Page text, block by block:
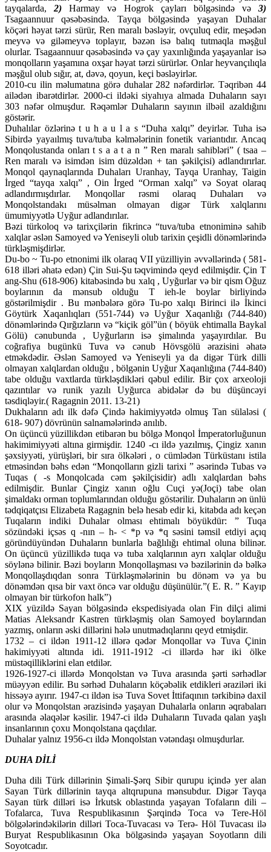
tayqalarda,2) Harmay və Hogrok çayları bölgəsində və 3)
Tsagaannuur qəsəbəsində. Tayqa bölgəsində yaşayan Duhalar
köçəri həyat tərzi sürür, Ren maralı bəsləyir, ovçuluq edir, meşədən
meyvə və giləmeyvə toplayır, bəzən isə balıq tutmaqla məşğul
olurlar. Tsagaannuur qəsəbəsində və çay yaxınlığında yaşayanlar isə
monqolların yaşamına oxşar həyat tərzi sürürlər. Onlar heyvançılıqla
məşğul olub sığır, at, dəvə, qoyun, keçi bəsləyirlər.
2010-cu ilin məlumatına görə duhalar 282 nəfərdirlər. Təqribən 44
ailədən ibarətdirlər. 2000-ci ildəki siyahıya almada Duhaların sayı
303 nəfər olmuşdur. Rəqəmlər Duhaların sayının ilbəil azaldığını
göstərir.
Duhalılar özlərinə t u h a u l a s “Duha xalqı” deyirlər. Tuha isə
Sibirdə yayaılmış tuva/tuba kəlmələrinin fonetik variantıdır. Ancaq
Monqolustanda onları t s a a t a n ” Ren maralı sahibləri” ( tsaa –
Ren maralı və isimdən isim düzəldən + tan şəkilçisi) adlandırırlar.
Monqol qaynaqlarında Duhaları Uranhay, Tayqa Uranhay, Taigin
İrged “tayqa xalqı” , Oin İrged “Orman xalqı” və Soyat olaraq
adlandırmışdırlar. Monqollar rəsmi olaraq Duhaları və
Monqolstandakı müsəlman olmayan digər Türk xalqlarını
ümumiyyətlə Uyğur adlandırılar.
Bəzi türkoloq və tarixçilərin fikrincə “tuva/tuba etnoniminə sahib
xalqlar əslən Samoyed və Yeniseyli olub tarixin çeşidli dönəmlərində
türkləşmişdirlər.
Du-bo ~ Tu-po etnonimi ilk olaraq VII yüzilliyin əvvəllərində ( 581-
618 illəri əhatə edən) Çin Sui-Şu təqvimində qeyd edilmişdir. Çin T
ang-Shu (618-906) kitabəsində bu xalq , Uyğurlar və bir qism Oğuz
boylarının da mənsub olduğu T ieh-le boylar birliyində
göstərilmişdir . Bu mənbələrə görə Tu-po xalqı Birinci ilə İkinci
Göytürk Xaqanlıqları (551-744) və Uyğur Xaqanlığı (744-840)
dönəmlərində Qırğızların və “kiçik göl”ün ( böyük ehtimalla Baykal
Gölü) cənubunda , Uyğurların isə şimalında yaşayırdılar. Bu
coğrafiya bugünkü Tuva və cənub Hövsgölü ərazisini əhatə
etməkdədir. Əslən Samoyed və Yeniseyli ya da digər Türk dilli
olmayan xalqlardan olduğu , bölgənin Uyğur Xaqanlığına (744-840)
tabe olduğu vaxtlarda türkləşdikləri qəbul edilir. Bir çox arxeoloji
qazıntılar və runik yazılı Uyğurca abidələr də bu düşüncəyi
təsdiqləyir.( Ragagnin 2011. 13-21)
Dukhaların adı ilk dəfə Çində hakimiyyətdə olmuş Tan sülaləsi (
618- 907) dövrünün salnamələrində anılıb.
On üçüncü yüzillikdən etibarən bu bölgə Monqol İmperatorluğunun
hakimimiyyəti altına girmişdir. 1240 -cı ildə yazılmış, Çingiz xanın
şəxsiyyəti, yürüşləri, bir sıra ölkələri , o cümlədən Türküstanı istila
etməsindən bəhs edən “Monqolların gizli tarixi ” əsərində Tubas və
Tuqas ( -s Monqolcada cəm şəkilçisidir) adlı xalqlardan bəhs
edilmişdir. Bunlar Çingiz xanın oğlu Cuçi yə(Joçi) tabe olan
şimaldakı orman toplumlarından olduğu göstərilir. Duhaların ən ünlü
tədqiqatçısı Elizabeta Ragagnin belə hesab edir ki, kitabda adı keçən
Tuqaların indiki Duhalar olması ehtimalı böyükdür: ” Tuqa
sözündəki içsəs q -nın – h- < *p və *q səsini təmsil etdiyi açıq
göründüyündən Duhaların bunlarla bağlılığı ehtimal oluna bilinər.
On üçüncü yüzillikdə tuqa və tuba xalqlarının ayrı xalqlar olduğu
söylənə bilinir. Bəzi boyların Monqollaşması və bəzilərinin də bəlkə
Monqollaşdıqdan sonra Türkləşmələrinin bu dönəm və ya bu
dönəmdən qısa bir vaxt öncə var olduğu düşünülür.”( E. R. ” Kayıp
olmayan bir türkofon halk”)
XIX yüzildə Sayan bölgəsində ekspedisiyada olan Fin dilçi alimi
Matias Aleksandr Kastren türkləşmiş olan Samoyed boylarından
yazmış, onların əski dillərini hələ unutmadıqlarını qeyd etmişdir.
1732 – ci ildən 1911-12 illərə qədər Monqollar və Tuva Çinin
hakimiyyəti altında idi. 1911-1912 -ci illərdə hər iki ölke
müstəqilliklərini elan etdilər.
1926-1927-ci illərdə Monqolstan və Tuva arasında şərti sərhədlər
müəyyən edilir. Bu sərhəd Duhaların köçəbəlik etdikleri əraziləri iki
hissəyə ayırır. 1947-cı ildən isə Tuva Sovet İttifaqının tərkibinə daxil
olur və Monqolstan ərazisində yaşayan Duhalarla onların əqrabaları
arasında əlaqələr kəsilir. 1947-ci ildə Duhaların Tuvada qalan yaşlı
insanlarının çoxu Monqolstana qaçdılar.
Duhalar yalnız 1956-cı ildə Monqolstan vətəndaşı olmuşdurlar.
DUHA DİLİ
Duha dili Türk dillərinin Şimali-Şərq Sibir qurupu içində yer alan
Sayan Türk dillərinin tayqa altqrupuna mənsubdur. Digər Tayqa
Sayan türk dilləri isə İrkutsk oblastında yaşayan Tofaların dili –
Tofalarca, Tuva Respublikasının Şərqində Toca və Tere-Höl
bölgələrindəkilərin dilləri Toca-Tuvacası və Terə- Höl Tuvacası ilə
Buryat Respublikasının Oka bölgəsində yaşayan Soyotların dili
Soyotcadır.